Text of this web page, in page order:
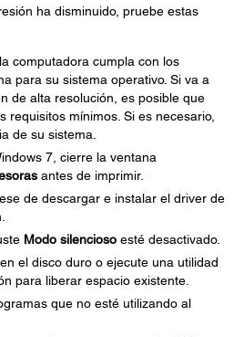
ha disminuido, pruebe estas
computadora cumpla con los
para su sistema operativo. Si va a
de alta resolución, es posible que
requisitos mínimos. Si es necesario,
de su sistema.
7, cierre la ventana
antes de imprimir.
de descargar e instalar el driver de
Modo silencioso esté desactivado.
el disco duro o ejecute una utilidad
para liberar espacio existente.
que no esté utilizando al